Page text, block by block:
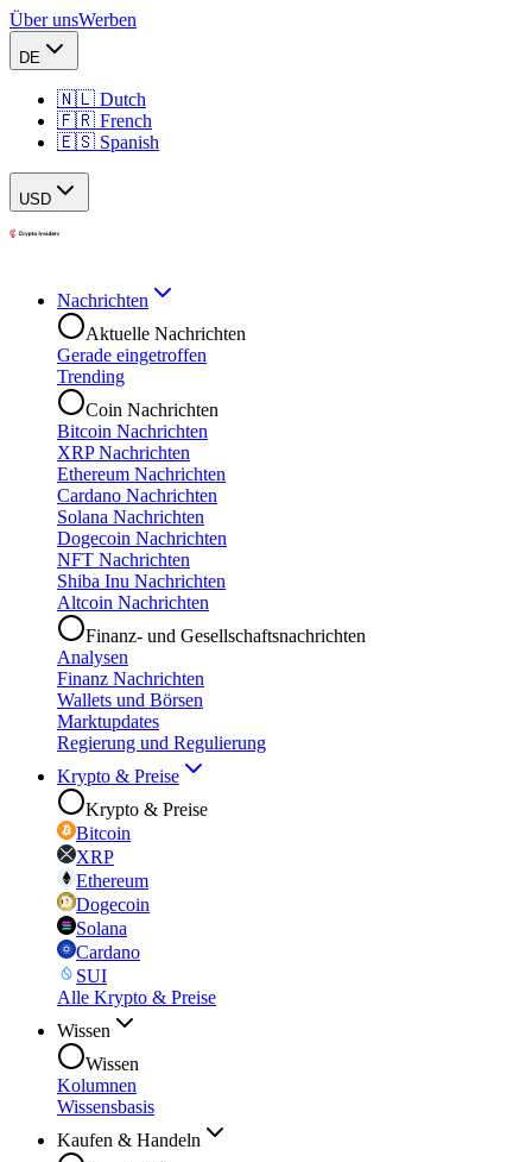
Über unsWerben
DE
🇳🇱 Dutch
🇫🇷 French
🇪🇸 Spanish
USD
Nachrichten
Aktuelle Nachrichten
Gerade eingetroffen
Trending
Coin Nachrichten
Bitcoin Nachrichten
XRP Nachrichten
Ethereum Nachrichten
Cardano Nachrichten
Solana Nachrichten
Dogecoin Nachrichten
NFT Nachrichten
Shiba Inu Nachrichten
Altcoin Nachrichten
Finanz- und Gesellschaftsnachrichten
Analysen
Finanz Nachrichten
Wallets und Börsen
Marktupdates
Regierung und Regulierung
Krypto & Preise
Krypto & Preise
Bitcoin
XRP
Ethereum
Dogecoin
Solana
Cardano
SUI
Alle Krypto & Preise
Wissen
Wissen
Kolumnen
Wissensbasis
Kaufen & Handeln